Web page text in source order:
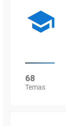
68
Temas